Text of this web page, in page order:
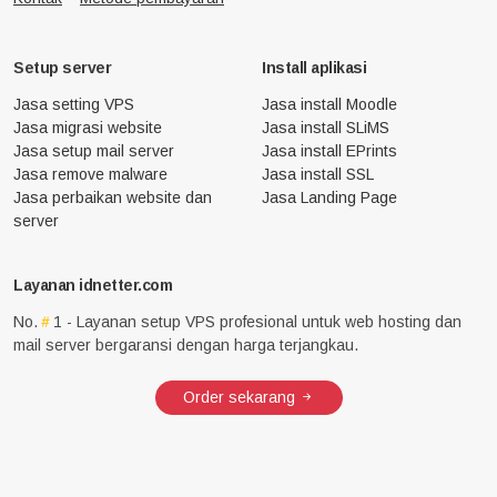
Setup server
Jasa setting VPS
Jasa migrasi website
Jasa setup mail server
Jasa remove malware
Jasa perbaikan website dan
server
Install aplikasi
Jasa install Moodle
Jasa install SLiMS
Jasa install EPrints
Jasa install SSL
Jasa Landing Page
Layanan idnetter.com
No.
1 - Layanan setup VPS profesional untuk web hosting dan
mail server bergaransi dengan harga terjangkau.
Order sekarang